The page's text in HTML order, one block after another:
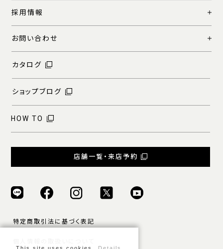
採用情報
お問い合わせ
カタログ
ショップブログ
HOW TO
店舗一覧・来店予約
特定商取引法に基づく表記